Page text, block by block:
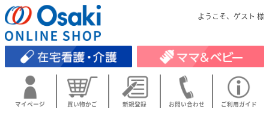
ようこそ、ゲスト 様
マイページ 買い物かご 新規登録 お問い合わせ ご利用ガイド